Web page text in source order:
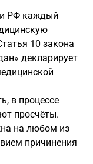
РФ каждый
10 закона
декларирует
в процессе
просчёты.
на любом из
причинения